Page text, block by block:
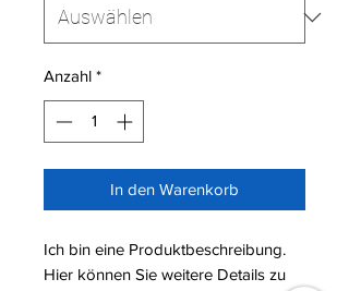
Anzahl *
In den Warenkorb
Ich bin eine Produktbeschreibung.
Hier können Sie weitere Details zu